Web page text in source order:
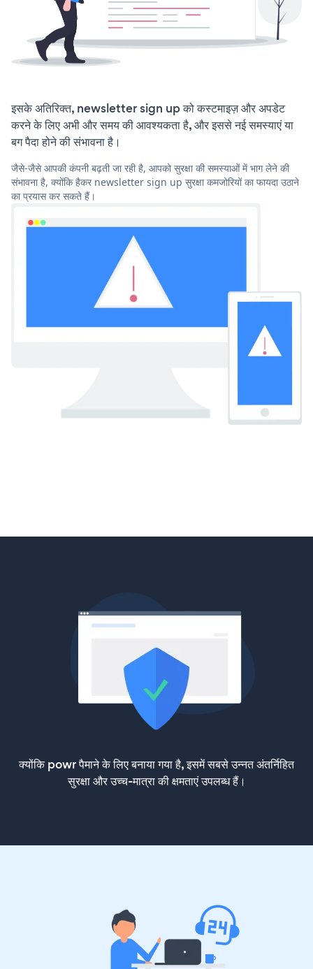
इसके अतिरिक्त, newsletter sign up को कस्टमाइज़ और अपडेट
करने के लिए अभी और समय की आवश्यकता है, और इससे नई समस्याएं या
बग पैदा होने की संभावना है।
जैसे-जैसे आपकी कंपनी बढ़ती जा रही है, आपको सुरक्षा की समस्याओं में भाग लेने की
संभावना है, क्योंकि हैकर newsletter sign up सुरक्षा कमजोरियों का फायदा उठाने
का प्रयास कर सकते हैं।
क्योंकि powr पैमाने के लिए बनाया गया है, इसमें सबसे उन्नत अंतर्निहित
सुरक्षा और उच्च-मात्रा की क्षमताएं उपलब्ध हैं।